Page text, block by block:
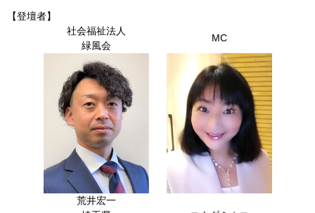
【登壇者】
社会福祉法人
緑風会
MC
荒井宏一